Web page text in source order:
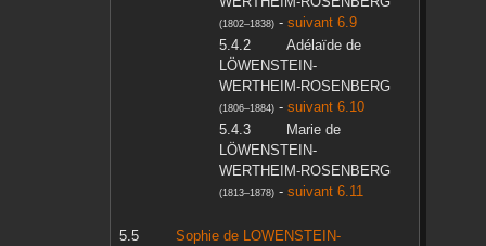
(1802–1838)- suivant 6.9
Adélaïdede
LÖWENSTEIN-
WERTHEIM-ROSENBERG
(1806–1884)- suivant 6.10
Mariede
LÖWENSTEIN-
WERTHEIM-ROSENBERG
(1813–1878)- suivant 6.11
Sophiede LOWENSTEIN-